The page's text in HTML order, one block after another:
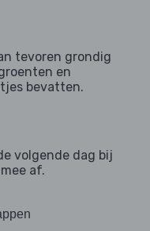
tevoren grondig
en
bevatten.
volgende dag bij
af.